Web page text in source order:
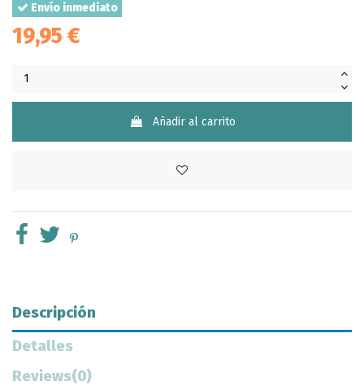
Envío inmediato
19,95 €
Añadir al carrito
Descripción
Detalles
Reviews(0)